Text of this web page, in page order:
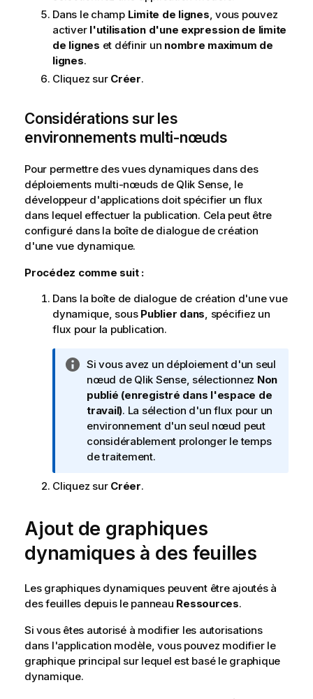
Dans le champ Limite de lignes, vous pouvez
activer l'utilisation d'une expression de limite
de lignes et définir un nombre maximum de
lignes.
Cliquez sur Créer.
Considérations sur les
environnements multi-nœuds
Pour permettre des vues dynamiques dans des
déploiements multi-nœuds de Qlik Sense, le
développeur d'applications doit spécifier un flux
dans lequel effectuer la publication. Cela peut être
configuré dans la boîte de dialogue de création
d'une vue dynamique.
Procédez comme suit :
Dans la boîte de dialogue de création d'une vue
dynamique, sous Publier dans, spécifiez un
flux pour la publication.
N
o
t
e
I
n
f
r
a
t
i
o
s
Si vous avez un déploiement d'un seul
nœud de Qlik Sense, sélectionnez Non
publié (enregistré dans l'espace de
travail). La sélection d'un flux pour un
environnement d'un seul nœud peut
considérablement prolonger le temps
de traitement.
Cliquez sur Créer.
Ajout de graphiques
dynamiques à des feuilles
Les graphiques dynamiques peuvent être ajoutés à
des feuilles depuis le panneau Ressources.
Si vous êtes autorisé à modifier les autorisations
dans l'application modèle, vous pouvez modifier le
graphique principal sur lequel est basé le graphique
dynamique.